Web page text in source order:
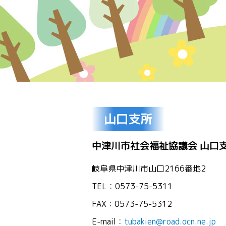
山口支所
中津川市社会福祉協議会 山口
岐阜県中津川市山口2166番地2
TEL：0573-75-5311
FAX：0573-75-5312
E-mail： tubakien@road.ocn.ne.jp